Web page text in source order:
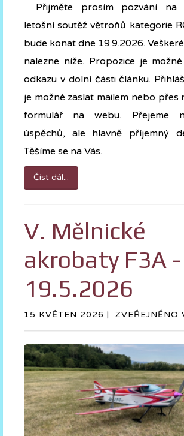
Přijměte prosím pozvání na
letošní soutěž větroňů kategorie
bude konat dne 19.9.2026.
nalezne níže. Propozice je
odkazu v dolní části článku.
je možné zaslat mailem nebo přes
formulář na webu. Přejeme
úspěchů, ale hlavně příjemný
Těšíme se na Vás.
Číst dál...
V. Mělnické
akrobaty F3A -
19.5.2026
15 KVĚTEN 2026 | ZVEŘEJNĚNO